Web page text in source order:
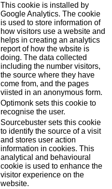
This cookie is installed by
Google Analytics. The cookie
is used to store information of
how visitors use a website and
helps in creating an analytics
report of how the wbsite is
doing. The data collected
including the number visitors,
the source where they have
come from, and the pages
viisted in an anonymous form.
Optimonk sets this cookie to
recognise the user.
Sourcebuster sets this cookie
to identify the source of a visit
and stores user action
information in cookies. This
analytical and behavioural
cookie is used to enhance the
visitor experience on the
website.